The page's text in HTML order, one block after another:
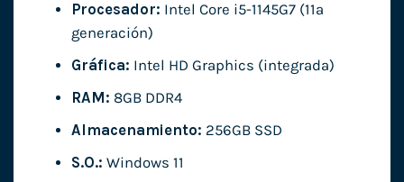
Procesador: Intel Core i5-1145G7 (11ª
generación)
Gráfica: Intel HD Graphics (integrada)
RAM: 8GB DDR4
Almacenamiento: 256GB SSD
S.O.: Windows 11